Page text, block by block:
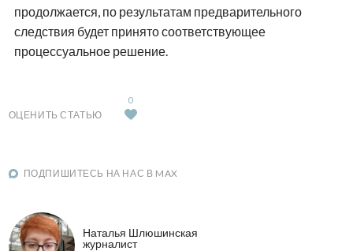
продолжается, по результатам предварительного
следствия будет принято соответствующее
процессуальное решение.
ОЦЕНИТЬ СТАТЬЮ
0
ПОДПИШИТЕСЬ НА НАС В MAX
Наталья Шлюшинская
журналист